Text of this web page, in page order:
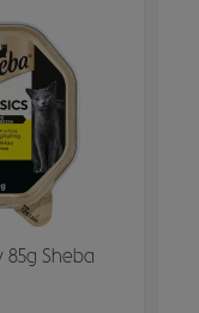
85g Sheba